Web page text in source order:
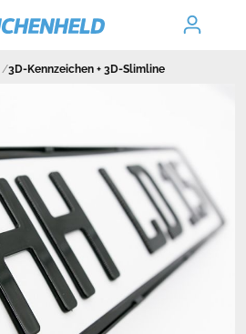
3D-Kennzeichen + 3D-Slimline